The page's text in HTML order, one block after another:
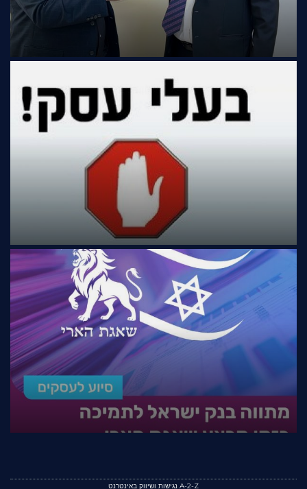
A-2-Z נגישות ושיווק באינטרנט